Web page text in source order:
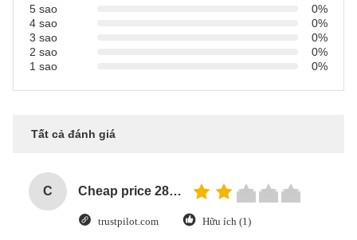
5 sao
0%
4 sao
0%
3 sao
0%
2 sao
0%
1 sao
0%
Tất cả đánh giá
C Cheap price 28mm Aluminium Curtain Rod 1.2mm thickness with plastic final
trustpilot.com Hữu ích (1)